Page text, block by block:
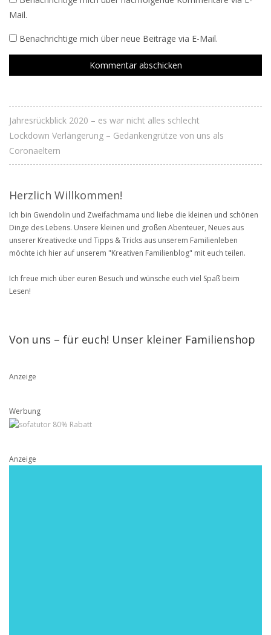
Mail.
Benachrichtige mich über neue Beiträge via E-Mail.
Jahresrückblick 2020 – es war nicht alles schlecht
Lockdown Verlängerung – Gedankengrütze von uns als
Coronaeltern
Herzlich Willkommen!
Ich bin Gwendolin und Zweifachmama und liebe die kleinen und schönen
Dinge des Lebens. Unsere kleinen und großen Abenteuer, Neues aus
unserer Kreativecke und Tipps & Tricks aus unserem Familienleben
möchte ich hier auf unserem "Kreativen Familienblog" mit euch teilen.
Ich freue mich über euren Besuch und wünsche euch viel Spaß beim
Lesen!
Von uns – für euch! Unser kleiner Familienshop
Anzeige
Werbung
Anzeige